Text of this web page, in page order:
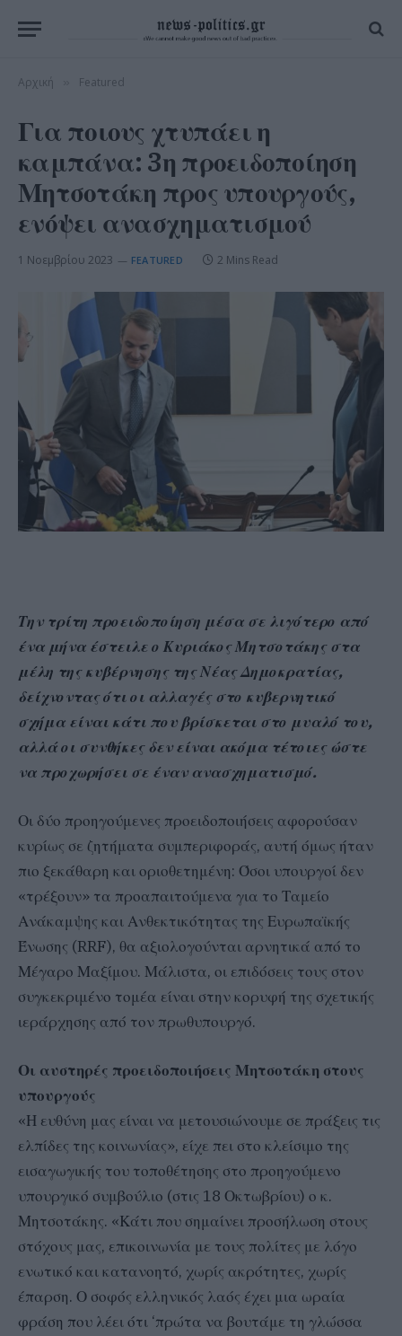
Αρχική Featured
Για ποιους χτυπάει η
καμπάνα: 3η προειδοποίηση
Μητσοτάκη προς υπουργούς,
ενόψει ανασχηματισμού
1 Νοεμβρίου 2023 FEATURED 2 Mins Read
Την τρίτη προειδοποίηση μέσα σε λιγότερο από
ένα μήνα έστειλε ο Κυριάκος Μητσοτάκης στα
μέλη της κυβέρνησης της Νέας Δημοκρατίας,
δείχνοντας ότι οι αλλαγές στο κυβερνητικό
σχήμα είναι κάτι που βρίσκεται στο μυαλό του,
αλλά οι συνθήκες δεν είναι ακόμα τέτοιες ώστε
να προχωρήσει σε έναν ανασχηματισμό.
Οι δύο προηγούμενες προειδοποιήσεις αφορούσαν
κυρίως σε ζητήματα συμπεριφοράς, αυτή όμως ήταν
πιο ξεκάθαρη και οριοθετημένη: Όσοι υπουργοί δεν
«τρέξουν» τα προαπαιτούμενα για το Ταμείο
Ανάκαμψης και Ανθεκτικότητας της Ευρωπαϊκής
Ένωσης (RRF), θα αξιολογούνται αρνητικά από το
Μέγαρο Μαξίμου. Μάλιστα, οι επιδόσεις τους στον
συγκεκριμένο τομέα είναι στην κορυφή της σχετικής
ιεράρχησης από τον πρωθυπουργό.
Οι αυστηρές προειδοποιήσεις Μητσοτάκη στους
υπουργούς
«Η ευθύνη μας είναι να μετουσιώνουμε σε πράξεις τις
ελπίδες της κοινωνίας», είχε πει στο κλείσιμο της
εισαγωγικής του τοποθέτησης στο προηγούμενο
υπουργικό συμβούλιο (στις 18 Οκτωβρίου) ο κ.
Μητσοτάκης. «Κάτι που σημαίνει προσήλωση στους
στόχους μας, επικοινωνία με τους πολίτες με λόγο
ενωτικό και κατανοητό, χωρίς ακρότητες, χωρίς
έπαρση. Ο σοφός ελληνικός λαός έχει μια ωραία
φράση που λέει ότι ‘πρώτα να βουτάμε τη γλώσσα